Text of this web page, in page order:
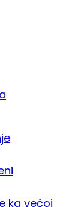
ka većoj